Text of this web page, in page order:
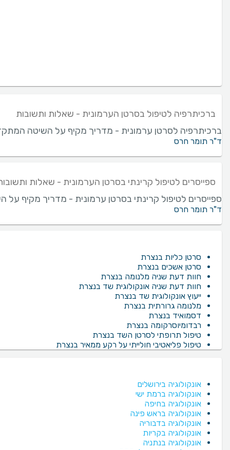
ברכיתרפיה לטיפול בסרטן הערמונית - שאלות ותשובות
ברכיתרפיה לסרטן ערמונית - מדריך מקיף על השיטה
ד"ר תומר חרס
ספייסרים לטיפול קרינתי בסרטן הערמונית - שאלות
ספייסרים לטיפול קרינתי בסרטן ערמונית - מדריך מקיף
ד"ר תומר חרס
סרטן כליות בנצרת
סרטן אשכים בנצרת
חוות דעת שניה מלנומה בנצרת
חוות דעת שניה אונקולוגית שד בנצרת
ייעוץ אונקולוגית שד בנצרת
מלנומה גרורתית בנצרת
דסמואיד בנצרת
רבדומיוסרקומה בנצרת
טיפול תרופתי לסרטן השד בנצרת
טיפול פליאטיבי חולייתי על רקע ממאיר בנצרת
אונקולוגיה בירושלים
אונקולוגיה ברמת ישי
אונקולוגיה בחיפה
אונקולוגיה בראש פינה
אונקולוגיה בדבוריה
אונקולוגיה בקריות
אונקולוגיה בנתניה